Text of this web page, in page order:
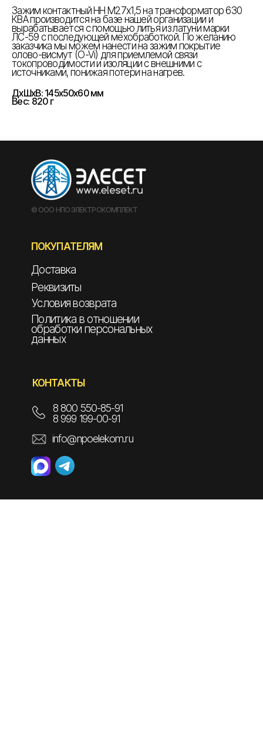
Зажим контактный НН М27х1,5 на трансформатор 630
КВА производится на базе нашей организации и
вырабатывается с помощью литья из латуни марки
ЛС-59 с последующей мехобработкой. По желанию
заказчика мы можем нанести на зажим покрытие
олово-висмут (O-Vi) для приемлемой связи
токопроводимости и изоляции с внешними с
источниками, понижая потери на нагрев.
ДxШxВ: 145x50x60 мм
Вес: 820 г
© ООО НПО ЭЛЕКТРОКОМПЛЕКТ
ПОКУПАТЕЛЯМ
Доставка
Реквизиты
Условия возврата
Политика в отношении
обработки персональных
данных
КОНТАКТЫ
info@npoelekom.ru
8 800 550-85-91
8 999 199-00-91